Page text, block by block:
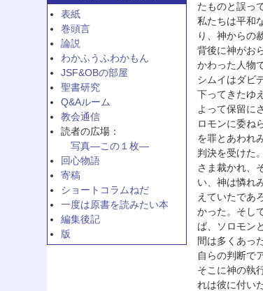
表紙
巻頭言
論説
わかふうふわかもん
JSF&OBの部屋
聖書研究
Q&Aルーム
教会通信
読者の広場：
写真—この１枚—
回心物語
寄稿
ショートコラムねだ
一度は原書を読みたい本
編集後記
版
たものと誤っ
私たちは平和
り、神からの
背後に神がお
かわった人物
シムイはダビ
下ってきたゆ
よって保留に
ロモンに委ね
を罪とあわれ
判決を受けた
さま裁かれ、
い、神は憐れ
えていたであ
かった。そし
ば、ソロモン
間は多くあっ
自らの判断で
そこに神の執
れは彼に付い